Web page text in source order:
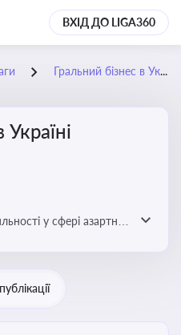
ВХІД ДО LIGA360
Гральний бізнес в Україні
у сфері азартних